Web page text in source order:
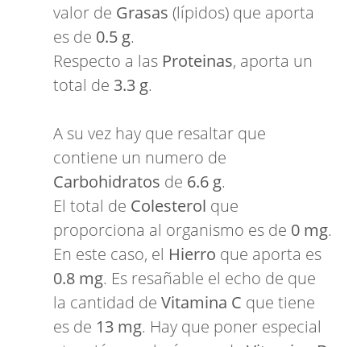
valor de Grasas (lípidos) que aporta
es de 0.5 g.
Respecto a las Proteinas, aporta un
total de 3.3 g.
A su vez hay que resaltar que
contiene un numero de
Carbohidratos de 6.6 g.
El total de Colesterol que
proporciona al organismo es de 0 mg.
En este caso, el Hierro que aporta es
0.8 mg. Es resañable el echo de que
la cantidad de Vitamina C que tiene
es de 13 mg. Hay que poner especial